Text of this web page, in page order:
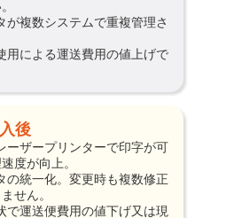
後
度が向上。
せん。